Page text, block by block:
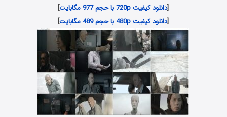
[دانلود کیفیت 720p با حجم 977 مگابایت
]
[دانلود کیفیت 480p با حجم 489 مگابایت ]